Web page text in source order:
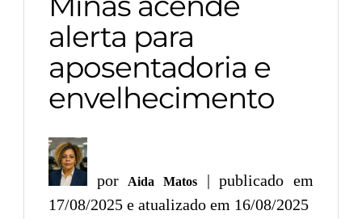
alerta para
aposentadoria e
envelhecimento
por Aida Matos
| publicado em
17/08/2025 e atualizado em 16/08/2025